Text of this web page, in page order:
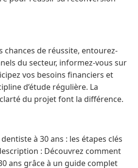
chances de réussite, entourez-
du secteur, informez-vous sur
vos besoins financiers et
d’étude régulière. La
du projet font la différence.
à 30 ans : les étapes clés
: Découvrez comment
ans grâce à un guide complet